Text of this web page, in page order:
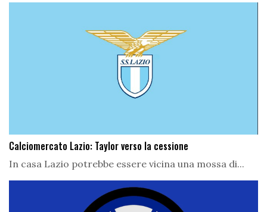
Calciomercato Lazio: Taylor verso la cessione
In casa Lazio potrebbe essere vicina una mossa di...